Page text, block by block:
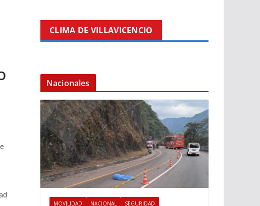
CLIMA DE VILLAVICENCIO
Nacionales
MOVILIDAD NACIONAL
SEGURIDAD